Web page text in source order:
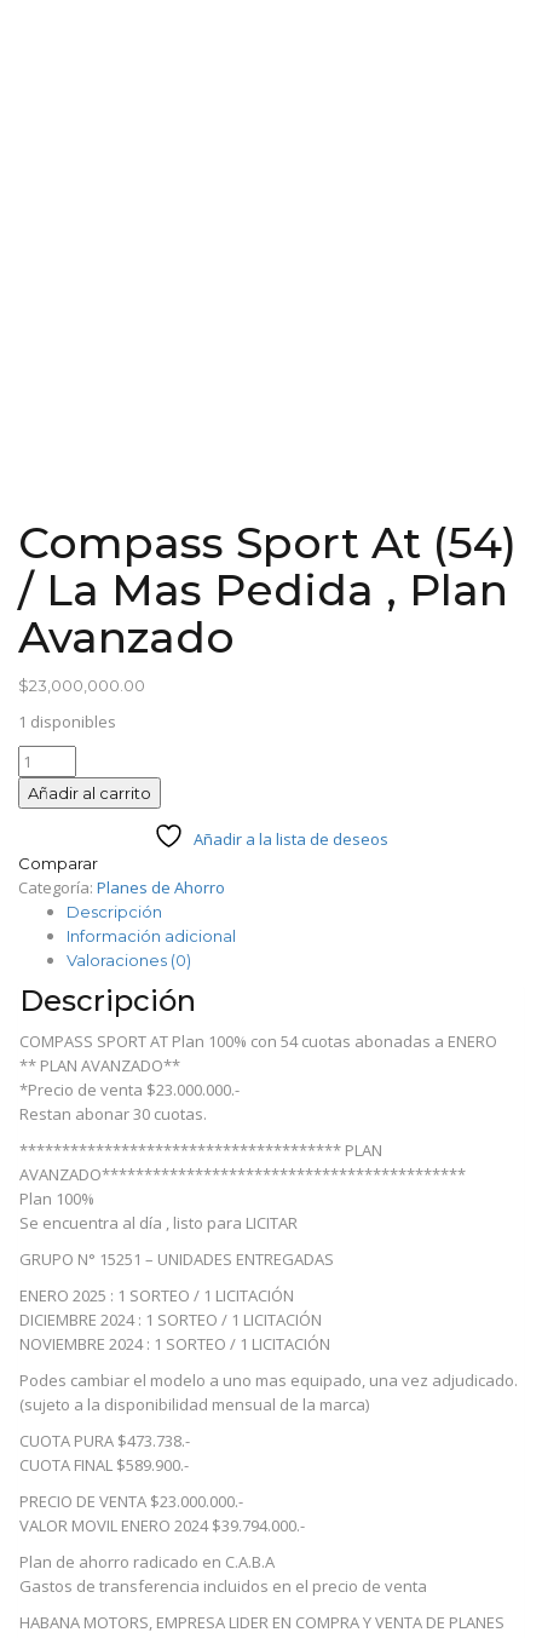
Compass Sport At (54)
/ La Mas Pedida , Plan
Avanzado
$23,000,000.00
1 disponibles
Compass
Sport
At
/
La
Pedida
Avanzado
Añadir al carrito
Añadir a la lista de deseos
Comparar
Categoría: Planes de Ahorro
Descripción
Información adicional
Valoraciones (0)
Descripción
COMPASS SPORT AT Plan 100% con 54 cuotas abonadas a ENERO
** PLAN AVANZADO**
*Precio de venta $23.000.000.-
Restan abonar 30 cuotas.
************************************** PLAN
AVANZADO*******************************************
Plan 100%
Se encuentra al día , listo para LICITAR
GRUPO N° 15251 – UNIDADES ENTREGADAS
ENERO 2025 : 1 SORTEO / 1 LICITACIÓN
DICIEMBRE 2024 : 1 SORTEO / 1 LICITACIÓN
NOVIEMBRE 2024 : 1 SORTEO / 1 LICITACIÓN
Podes cambiar el modelo a uno mas equipado, una vez adjudicado.
(sujeto a la disponibilidad mensual de la marca)
CUOTA PURA $473.738.-
CUOTA FINAL $589.900.-
PRECIO DE VENTA $23.000.000.-
VALOR MOVIL ENERO 2024 $39.794.000.-
Plan de ahorro radicado en C.A.B.A
Gastos de transferencia incluidos en el precio de venta
HABANA MOTORS, EMPRESA LIDER EN COMPRA Y VENTA DE PLANES